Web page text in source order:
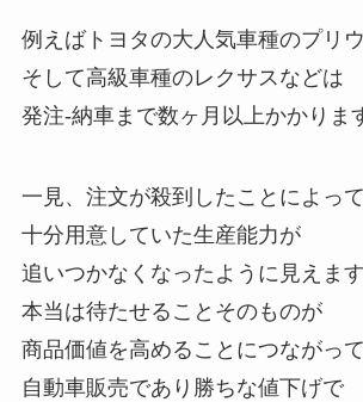
例えばトヨタの大人気車種のプリ
そして高級車種のレクサスなどは
発注-納車まで数ヶ月以上かかりま
一見、注文が殺到したことによって
十分用意していた生産能力が
追いつかなくなったように見えま
本当は待たせることそのものが
商品価値を高めることにつながって
自動車販売であり勝ちな値下げで